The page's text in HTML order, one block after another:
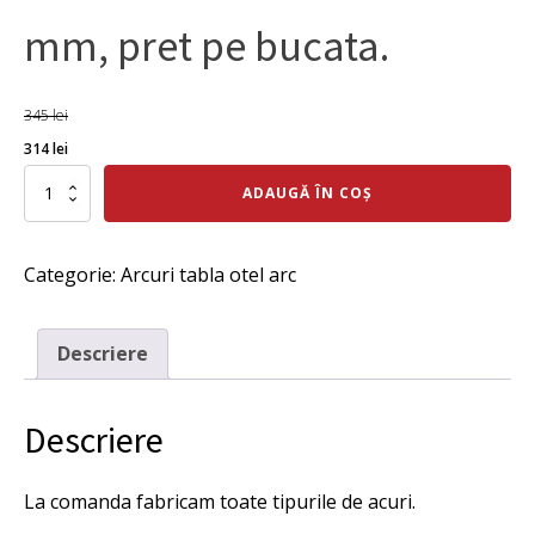
mm, pret pe bucata.
345lei
Prețul
inițial
a
345 lei.
314leiPrețul
curent
este:
Cantitate
mm,
bucata.
ADAUGĂ ÎN COȘ
Categorie: Arcuri tabla otel arc
Descriere
Descriere
La comanda fabricam toate tipurile de acuri.